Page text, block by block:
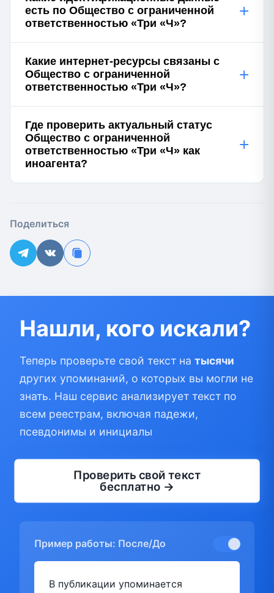
есть по Общество с ограниченной
ответственностью «Три «Ч»?
+
Какие интернет-ресурсы связаны с
Общество с ограниченной
ответственностью «Три «Ч»?
+
Где проверить актуальный статус
Общество с ограниченной
ответственностью «Три «Ч» как
иноагента?
+
Поделиться
Нашли, кого искали?
Теперь проверьте свой текст на тысячи
других упоминаний, о которых вы могли не
знать. Наш сервис анализирует текст по
всем реестрам, включая падежи,
псевдонимы и инициалы
Проверить свой текст
бесплатно →
Пример работы: После/До
В публикации упоминается